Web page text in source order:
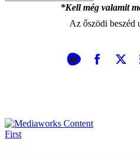
*Kell még valamit
Az őszödi beszéd